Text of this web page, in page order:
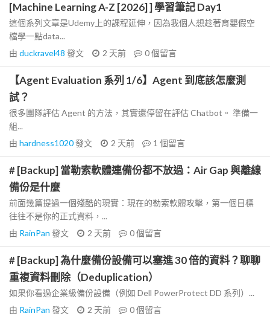
[Machine Learning A-Z [2026] ] 學習筆記 Day1
這個系列文章是Udemy上的課程延伸，因為我個人想趁著育嬰假空
檔學一點data...
由 duckravel48 發文 2 天前 0個留言
【Agent Evaluation 系列 1/6】Agent 到底該怎麼測
試？
很多團隊評估 Agent 的方法，其實還停留在評估 Chatbot。 準備一
組...
由 hardness1020發文 2 天前 1 個留言
# [Backup] 當勒索軟體連備份都不放過：Air Gap 與離線
備份是什麼
前面幾篇提過一個殘酷的現實：現在的勒索軟體攻擊，第一個目標
往往不是你的正式資料，...
由 RainPan 發文 2 天前 0個留言
# [Backup] 為什麼備份設備可以塞進 30 倍的資料？聊聊
重複資料刪除（Deduplication）
如果你看過企業級備份設備（例如 Dell PowerProtect DD 系列）...
由 RainPan 發文 2 天前 0個留言